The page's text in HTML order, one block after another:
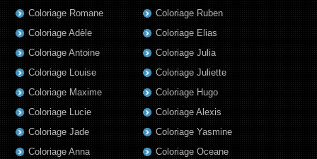
Coloriage Romane
Coloriage Adèle
Coloriage Antoine
Coloriage Louise
Coloriage Maxime
Coloriage Lucie
Coloriage Jade
Coloriage Anna
Coloriage Ruben
Coloriage Elias
Coloriage Julia
Coloriage Juliette
Coloriage Hugo
Coloriage Alexis
Coloriage Yasmine
Coloriage Oceane